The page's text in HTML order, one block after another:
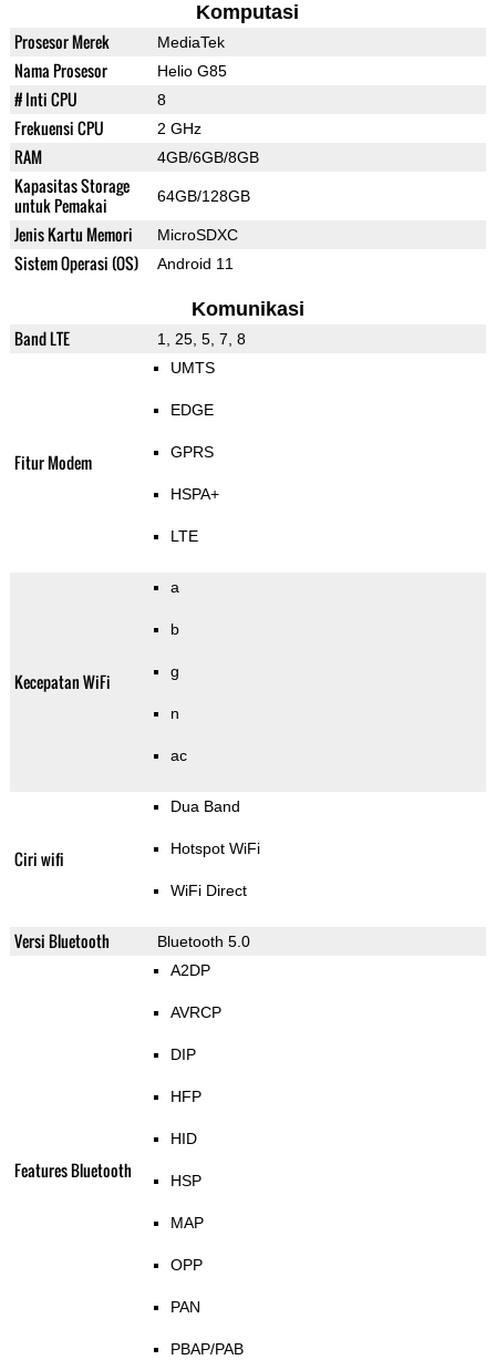
Komputasi
Prosesor Merek MediaTek
Nama Prosesor Helio G85
# Inti CPU 8
Frekuensi CPU 2 GHz
RAM 4GB/6GB/8GB
Kapasitas Storage
untuk Pemakai
64GB/128GB
Jenis Kartu Memori MicroSDXC
Sistem Operasi (OS) Android 11
Komunikasi
Band LTE 1, 25, 5, 7, 8
Fitur Modem
UMTS
EDGE
GPRS
HSPA+
LTE
Kecepatan WiFi
a
b
g
n
ac
Ciri wifi
Dua Band
Hotspot WiFi
WiFi Direct
Versi Bluetooth Bluetooth 5.0
Features Bluetooth
A2DP
AVRCP
DIP
HFP
HID
HSP
MAP
OPP
PAN
PBAP/PAB